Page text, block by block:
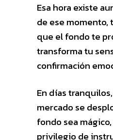
Esa hora existe
de ese momento,
que el fondo te
transforma tu
confirmación
En días
mercado se
fondo sea
privilegio de